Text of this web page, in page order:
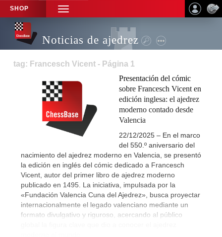
SHOP
TOGGLE
NAVIGATION
Noticias de ajedrez
tag: Francesch Vicent - Página 1
Presentación del cómic
sobre Francesch Vicent en
edición inglesa: el ajedrez
moderno contado desde
Valencia
22/12/2025 – En el marco
del 550.º aniversario del
nacimiento del ajedrez moderno en Valencia, se presentó
la edición en inglés del cómic dedicado a Francesch
Vicent, autor del primer libro de ajedrez moderno
publicado en 1495. La iniciativa, impulsada por la
«Fundación Valencia Cuna del Ajedrez», busca proyectar
internacionalmente el legado valenciano mediante un
formato divulgativo y riguroso, acercando al público